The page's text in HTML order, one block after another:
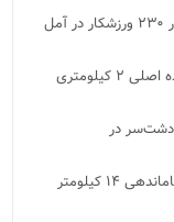
رقابت‌های کشتی آزاد پیشکسوتان کشور با حضور ۲۳۰ ورزشکار در آمل
پایان پروژه نیمه‌تمام ۱۵ ساله پارک و تکمیل جاده اصلی ۲ کیلومتری
روستای بخش دشت‌سر در
چالوس آماده جهشی تازه در مسیر توسعه/ از ساماندهی ۱۴ کیلومتر